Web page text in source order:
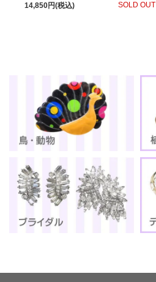
14,850円(税込)
SOLD OUT